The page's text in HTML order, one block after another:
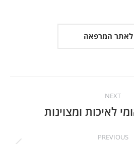
לאתר המרפאה
PREVIOUS
NEXT
Next
לאיכות ומצוינות